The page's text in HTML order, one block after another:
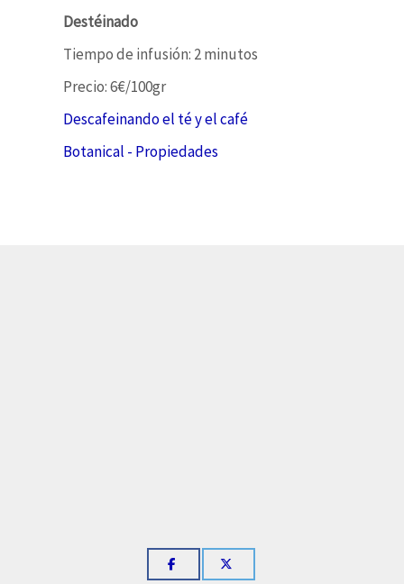
Destéinado
Tiempo de infusión: 2 minutos
Precio: 6€/100gr
Descafeinando el té y el café
Botanical - Propiedades